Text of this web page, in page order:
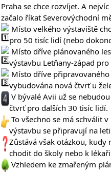
Praha se chce rozvíjet. A
začalo říkat Severovýchodní
Místo velkého výstaviště
pro 50 tisíc lidí (nebo
Místo dříve plánovaného
výstavbu Letňany-západ
Místo dříve
vybudována nová čtvrť u
V bývalé Avii už se
čtvrť pro dalších 30 tisíc lidí.
To všechno se má schválit
výstavbu se připravují na
Zůstává však otázkou,
chodit do školy nebo k
Vzhledem ke zmařeným